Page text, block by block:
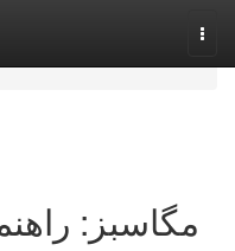
مگاسبز: